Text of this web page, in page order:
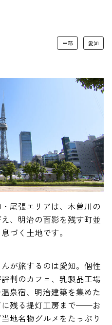
中部 愛知
尾張エリアは、木曽川の
、明治の面影を残す町並
づく土地です。
が旅するのは愛知。個性
判のカフェ、乳製品工場
泉宿、明治建築を集めた
に残る提灯工房まで——お
地名物グルメをたっぷり